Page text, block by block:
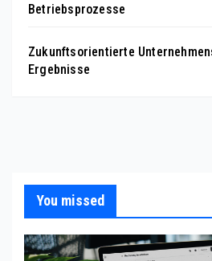
Betriebsprozesse
Zukunftsorientierte
Ergebnisse
You missed